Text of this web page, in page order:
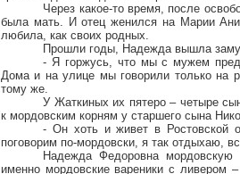
Через какое-то время, после
была мать. И отец женился на Марии
любила, как своих родных.
Прошли годы, Надежда вышла
- Я горжусь, что мы с мужем
Дома и на улице мы говорили только на
тому же.
У Жаткиных их пятеро – четыре
к мордовским корням у старшего сына
- Он хоть и живет в Ростовской
поговорим по-мордовски, я так отдыхаю,
Надежда Федоровна мордовскую
именно мордовские вареники с ливером